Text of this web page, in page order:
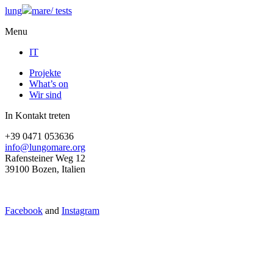
lung mare/tests
Menu
IT
Projekte
What’s on
Wir sind
In Kontakt treten
+39 0471 053636
info@lungomare.org
Rafensteiner Weg 12
39100 Bozen, Italien
Facebook and Instagram